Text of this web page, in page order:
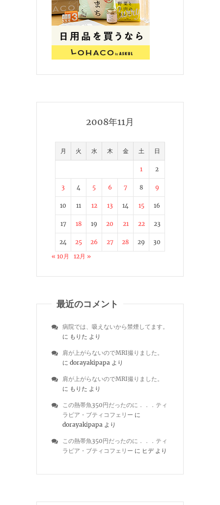
2008年11月
月 火 水 木 金 土 日
1 2
3 4 5 6 7 8 9
10 11 12 13 14 15 16
17 18 19 20 21 22 23
24 25 26 27 28 29
30
« 10月
12月 »
最近のコメント
病院では、吸えないから禁煙してます。
に もりた より
肩が上がらないのでMRI撮りました。
に dorayakipapa より
肩が上がらないのでMRI撮りました。
に もりた より
この熱帯魚350円だったのに．．．ティ
ラピア・ブティコフェリー に
dorayakipapa より
この熱帯魚350円だったのに．．．ティ
ラピア・ブティコフェリー に ヒデより